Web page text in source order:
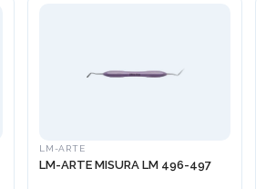
LM-ARTE
LM-ARTE MISURA LM 496-497